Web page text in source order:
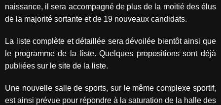
naissance, il sera accompagné de plus de la moitié des élus
de la majorité sortante et de 19 nouveaux candidats.
La liste complète et détaillée sera dévoilée bientôt ainsi que
le programme de la liste. Quelques propositions sont déjà
publiées sur le site de la liste.
Une nouvelle salle de sports, sur le même complexe sportif,
est ainsi prévue pour répondre à la saturation de la halle des